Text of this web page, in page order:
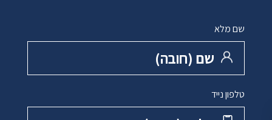
שם מלא
שם ‏(חובה)
טלפון נייד